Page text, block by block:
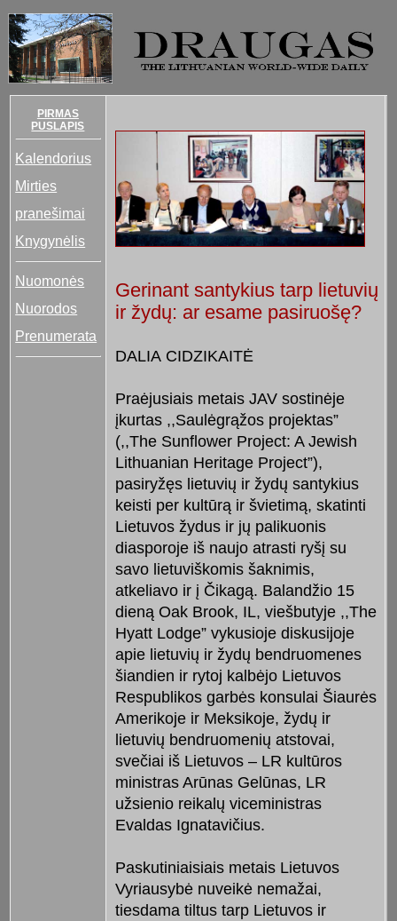
PIRMAS
PUSLAPIS
Kalendorius
Mirties
pranešimai
Knygynėlis
Nuomonės
Nuorodos
Prenumerata
Gerinant santykius tarp lietuvių
ir žydų: ar esame pasiruošę?
DALIA CIDZIKAITĖ
Praėjusiais metais JAV sostinėje
įkurtas ,,Saulėgrąžos projektas”
(,,The Sunflower Project: A Jewish
Lithuanian Heritage Project”),
pasiryžęs lietuvių ir žydų santykius
keisti per kultūrą ir švietimą, skatinti
Lietuvos žydus ir jų palikuonis
diasporoje iš naujo atrasti ryšį su
savo lietuviškomis šaknimis,
atkeliavo ir į Čikagą. Balandžio 15
dieną Oak Brook, IL, viešbutyje ,,The
Hyatt Lodge” vykusioje diskusijoje
apie lietuvių ir žydų bendruomenes
šiandien ir rytoj kalbėjo Lietuvos
Respublikos garbės konsulai Šiaurės
Amerikoje ir Meksikoje, žydų ir
lietuvių bendruomenių atstovai,
svečiai iš Lietuvos – LR kultūros
ministras Arūnas Gelūnas, LR
užsienio reikalų viceministras
Evaldas Ignatavičius.
Paskutiniaisiais metais Lietuvos
Vyriausybė nuveikė nemažai,
tiesdama tiltus tarp Lietuvos ir